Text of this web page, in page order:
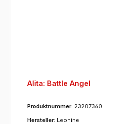
Alita: Battle Angel
Produktnummer: 23207360
Hersteller: Leonine